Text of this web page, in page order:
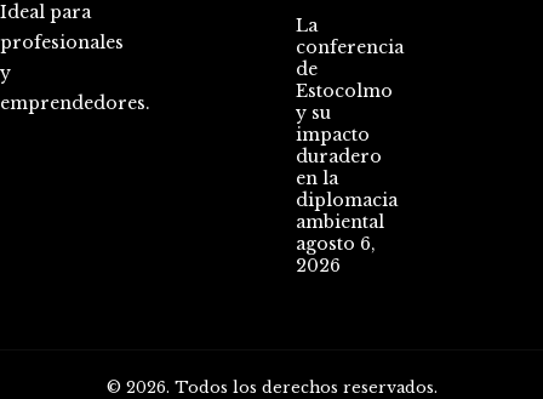
Ideal para
profesionales
y
emprendedores.
La
conferencia
de
Estocolmo
y su
impacto
duradero
en la
diplomacia
ambiental
agosto 6,
2026
© 2026. Todos los derechos reservados.